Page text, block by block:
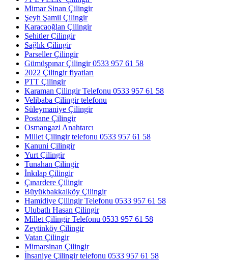
Mimar Sinan Çilingir
Şeyh Şamil Çilingir
Karacaoğlan Çilingir
Şehitler Çilingir
Sağlık Çilingir
Parseller Çilingir
Gümüşpınar Çilingir 0533 957 61 58
2022 Çilingir fiyatları
PTT Çilingir
Karaman Çilingir Telefonu 0533 957 61 58
Velibaba Çilingir telefonu
Süleymaniye Çilingir
Postane Çilingir
Osmangazi Anahtarcı
Millet Çilingir telefonu 0533 957 61 58
Kanuni Çilingir
Yurt Çilingir
Tunahan Çilingir
İnkılap Çilingir
Çınardere Çilingir
Büyükbakkalköy Çilingir
Hamidiye Çilingir Telefonu 0533 957 61 58
Ulubatlı Hasan Çilingir
Millet Çilingir Telefonu 0533 957 61 58
Zeytinköy Çilingir
Vatan Çilingir
Mimarsinan Çilingir
İhsaniye Çilingir telefonu 0533 957 61 58